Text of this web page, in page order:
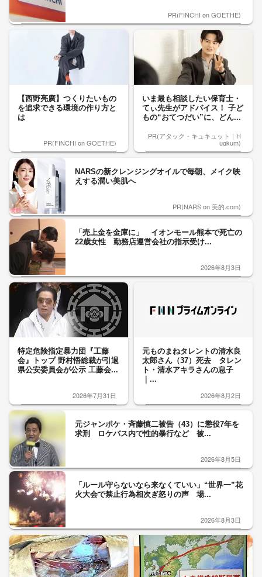
PR(FINCHI on GOETHE)
【西野亮廣】つくりたいもの
を追求できる環境の作り方と
は
PR(FINCHI on GOETHE)
いま最も相談したい保育士・
てぃ先生がアドバイス！ 子ど
もの“おてつだい”に、どん...
PR(アタック・キュキュット｜H
ugkum)
NARSの新クレンジングオイルで毎朝、メイク映
えする潤い美肌へ
PR(NARS on 美的.com)
「売上金を金庫に」 イオンモール熊本で死亡の
22歳女性 勤務店運営会社の指示受け...
2026年8月3日
特定危険指定暴力団『工藤
会』トップ 野村悟総裁が引退
県公安委員会が公示 工藤会...
2026年7月31日
元ものまねタレントの清水良
太郎さん（37）死去 タレン
ト・清水アキラさんの息子
｜...
2026年8月2日
元ジャンポケ・斉藤慎二被告（43）に懲役7年を
求刑 ロケバス内で性的暴行など 被...
2026年8月5日
「ルール守らないなら来なくていい」“世界一”花
火大会で禁止行為相次ぎ怒りの声 場...
2026年8月3日